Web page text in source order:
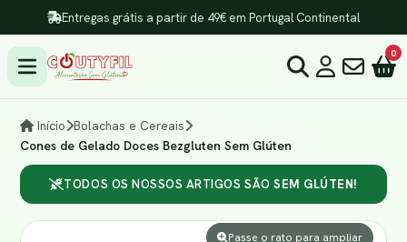
Entregas grátis a partir de 49€ em Portugal Continental
0
Início Bolachas e Cereais
Cones de Gelado Doces Bezgluten Sem Glúten
TODOS OS NOSSOS ARTIGOS SÃO SEM GLÚTEN!
Passe o rato para ampliar